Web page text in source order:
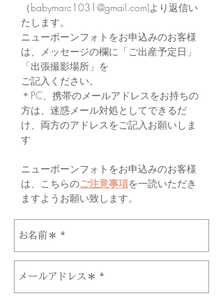
（babymarc1031@gmail.com)より返信い
たします。
ニューボーンフォトをお申込みのお客様
は、メッセージの欄に「ご出産予定日」
「出張撮影場所」を
​ご記入ください。
​＊PC、携帯のメールアドレスをお持ちの
方は、迷惑メール対処としてできるだ
け、両方のアドレスをご記入お願いしま
す
ニューボーンフォトをお申込みのお客様
は、こちらのご注意事項を一読いただき
ますようお願い致します。